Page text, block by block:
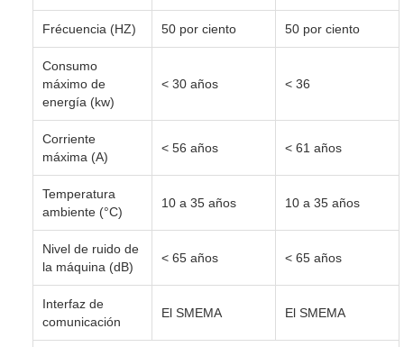
Frécuencia (HZ) 50 por ciento 50 por ciento
Consumo
máximo de
energía (kw)
< 30 años < 36
Corriente
máxima (A)
< 56 años < 61 años
Temperatura
ambiente (°C)
10 a 35 años 10 a 35 años
Nivel de ruido de
la máquina (dB)
< 65 años < 65 años
Interfaz de
comunicación
El SMEMA El SMEMA